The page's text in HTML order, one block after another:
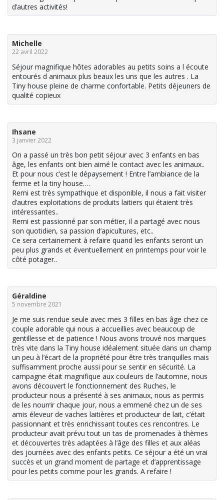
d’autres activités!
Michelle
22 avril 2022
Séjour magnifique hôtes adorables au petits soins a l écoute
entourés d animaux plus beaux les uns que les autres . La
Tiny house pleine de charme confortable. Petits déjeuners de
qualité copieux
Ihsane
3 janvier 2022
On a passé un très bon petit séjour avec 3 enfants en bas
âge, les enfants ont bien aimé le contact avec les animaux..
Et pour nous c’est le dépaysement ! Entre l’ambiance de la
ferme et la tiny house….
Remi est très sympathique et disponible, il nous a fait visiter
d’autres exploitations de produits laitiers qui étaient très
intéressantes..
Remi est passionné par son métier, il a partagé avec nous
son quotidien, sa passion d’apicultures, etc..
Ce sera certainement à refaire quand les enfants seront un
peu plus grands et éventuellement en printemps pour voir le
côté potager..
Géraldine
5 novembre 2021
Je me suis rendue seule avec mes 3 filles en bas âge chez ce
couple adorable qui nous a accueillies avec beaucoup de
gentillesse et de patience ! Nous avons trouvé nos marques
très vite dans la Tiny house idéalement située dans un champ
un peu à l’écart de la propriété pour être très tranquilles mais
suffisamment proche aussi pour se sentir en sécurité. La
campagne était magnifique aux couleurs de l’automne, nous
avons découvert le fonctionnement des Ruches, le
producteur nous a présenté à ses animaux, nous as permis
de les nourrir chaque jour, nous a emmené chez un de ses
amis éleveur de vaches laitières et producteur de lait, c’était
passionnant et très enrichissant toutes ces rencontres. Le
producteur avait prévu tout un tas de promenades à thèmes
et découvertes très adaptées à l’âge des filles et aux aléas
des journées avec des enfants petits. Ce séjour a été un vrai
succès et un grand moment de partage et d’apprentissage
pour les petits comme pour les grands. A refaire !